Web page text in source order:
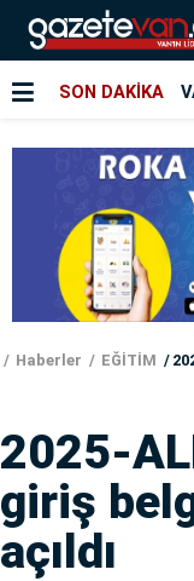
SON DAKİKA
Haberler EĞİTİM
2025-
giriş
açıldı